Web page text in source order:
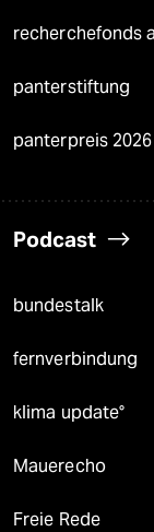
recherchefonds
panterstiftung
panterpreis 2026
Podcast
bundestalk
fernverbindung
klima update°
Mauerecho
Freie Rede